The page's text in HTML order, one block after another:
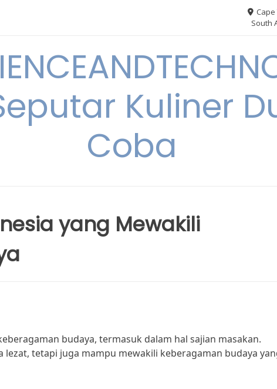
South
Kuliner
Coba
yang Mewakili
budaya, termasuk dalam hal sajian masakan.
tetapi juga mampu mewakili keberagaman budaya